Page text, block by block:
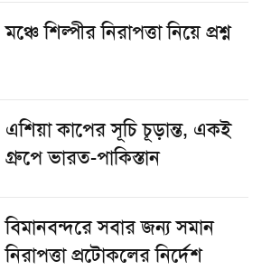
​মঞ্চে শিল্পীর নিরাপত্তা নিয়ে প্রশ্ন
এশিয়া কাপের সূচি চূড়ান্ত, একই
গ্রুপে ভারত-পাকিস্তান
বিমানবন্দরে সবার জন্য সমান
নিরাপত্তা প্রটোকলের নির্দেশ